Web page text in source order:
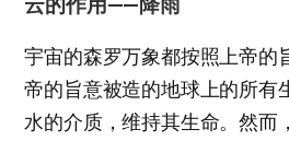
宇宙的森罗万象都按照上帝的
帝的旨意被造的地球上的所有
水的介质，维持其生命。然而